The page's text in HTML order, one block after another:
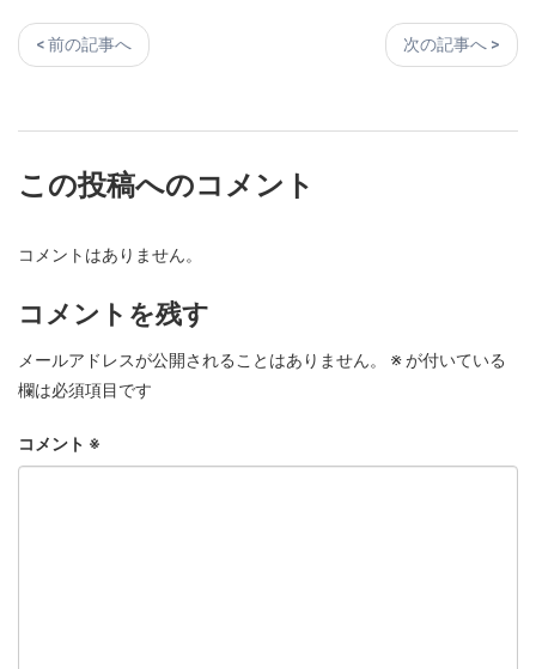
< 前の記事へ 次の記事へ >
この投稿へのコメント
コメントはありません。
コメントを残す
メールアドレスが公開されることはありません。 ※が付いている
欄は必須項目です
コメント ※